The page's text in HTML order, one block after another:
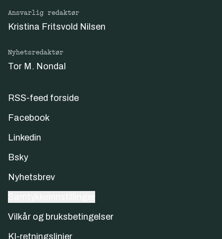
Ansvarlig redaktør
Kristina Fritsvold Nilsen
Nyhetsredaktør
Tor M. Nondal
RSS-feed forside
Facebook
Linkedin
Bsky
Nyhetsbrev
Vilkår og bruksbetingelser
KI-retningslinjer